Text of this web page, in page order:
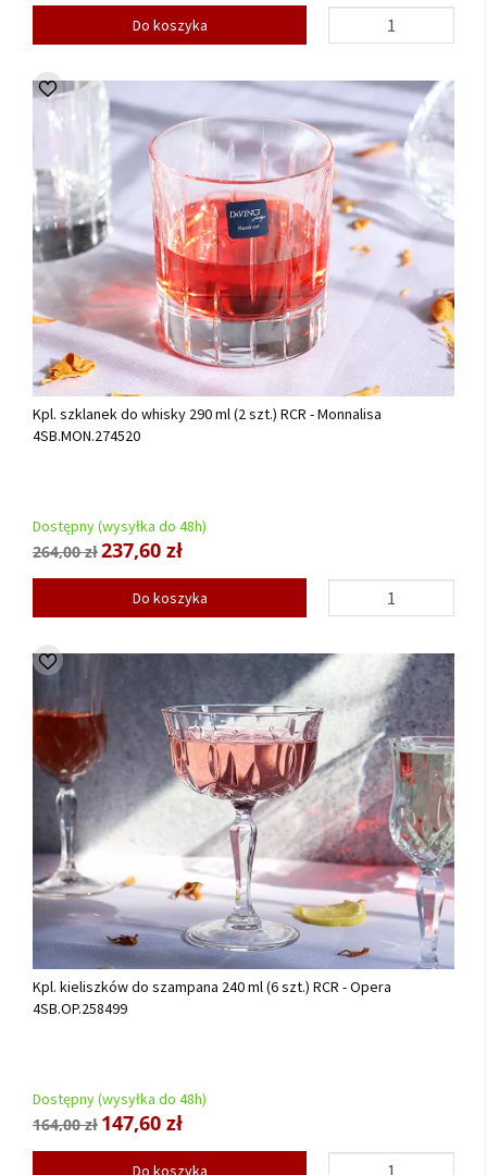
Do koszyka
Kpl. szklanek do whisky 290 ml (2 szt.) RCR - Monnalisa
4SB.MON.274520
Dostępny (wysyłka do 48h)
264,00 zł237,60 zł
Do koszyka
Kpl. kieliszków do szampana 240 ml (6 szt.) RCR - Opera
4SB.OP.258499
Dostępny (wysyłka do 48h)
164,00 zł 147,60 zł
Do koszyka